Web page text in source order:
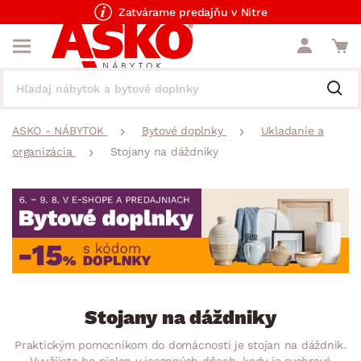
Zatvárame predajňu v Nitre
ASKO - NÁBYTOK Bytové doplnky
Ukladanie a
organizácia
Stojany na dáždniky
Stojany na dáždniky
Praktickým pomocníkom do domácnosti je stojan na dáždnik.